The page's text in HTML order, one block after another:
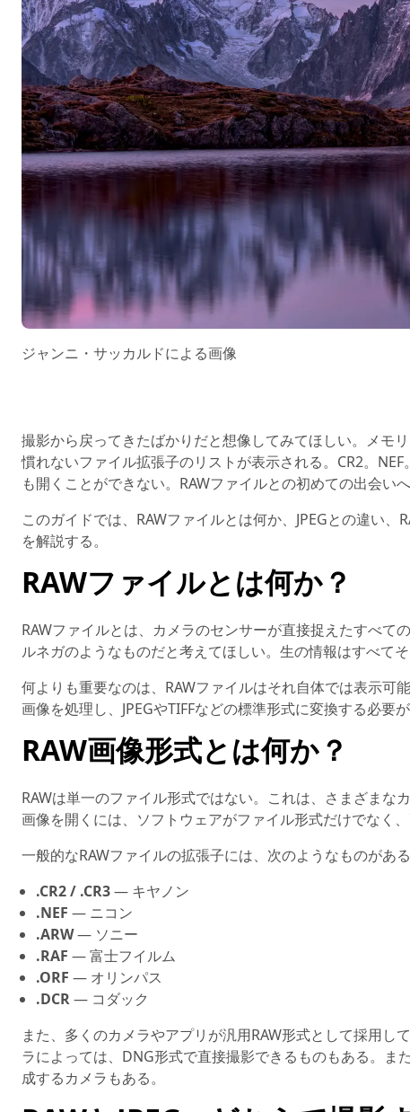
ジャンニ・サッカルドによる画像
撮影から戻ってきたばかりだと想像してみてほしい。メモ
慣れないファイル拡張子のリストが表示される。CR2。
も開くことができない。RAWファイルとの初めての出会
このガイドでは、RAWファイルとは何か、JPEGとの違い
を解説する。
RAWファイルとは何か？
RAWファイルとは、カメラのセンサーが直接捉えたすべて
ルネガのようなものだと考えてほしい。生の情報はすべて
何よりも重要なのは、RAWファイルはそれ自体では表示
画像を処理し、JPEGやTIFFなどの標準形式に変換する必要が
RAW画像形式とは何か？
RAWは単一のファイル形式ではない。これは、さまざまな
画像を開くには、ソフトウェアがファイル形式だけでなく
一般的なRAWファイルの拡張子には、次のようなものがある
.CR2 / .CR3— キヤノン
.NEF — ニコン
.ARW— ソニー
.RAF — 富士フイルム
.ORF — オリンパス
.DCR— コダック
また、多くのカメラやアプリが汎用RAW形式として採用し
ラによっては、DNG形式で直接撮影できるものもある。ま
成するカメラもある。